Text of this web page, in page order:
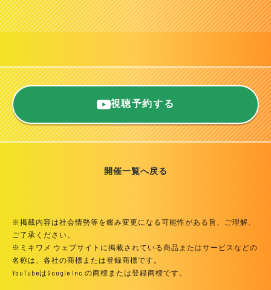
視聴予約する
開催一覧へ戻る
※掲載内容は社会情勢等を鑑み変更になる可能性がある旨、ご理解、
ご了承ください。
※ミキワメ ウェブサイトに掲載されている商品またはサービスなどの
名称は、各社の商標または登録商標です。
YouTubeはGoogle Inc.の商標または登録商標です。